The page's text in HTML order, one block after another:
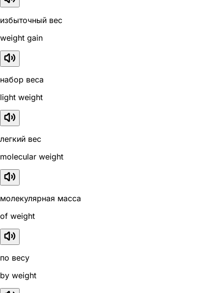
избыточный вес
weight gain
набор веса
light weight
легкий вес
molecular weight
молекулярная масса
of weight
по весу
by weight